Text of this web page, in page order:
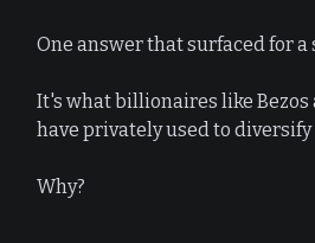
One answer that surfaced for a
It's what billionaires like Bezos
have privately used to diversify
Why?